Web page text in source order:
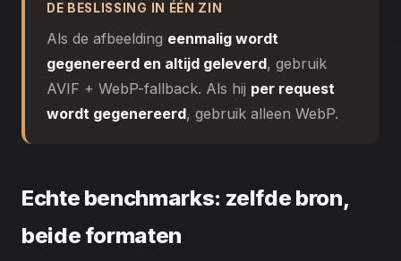
DE BESLISSING IN ÉÉN ZIN
Als de afbeelding eenmalig wordt
gegenereerd en altijd geleverd, gebruik
AVIF + WebP-fallback. Als hij per request
wordt gegenereerd, gebruik alleen WebP.
Echte benchmarks: zelfde bron,
beide formaten